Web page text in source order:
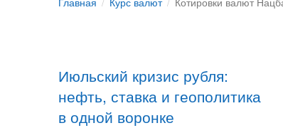
Июльский кризис рубля:
нефть, ставка и геополитика
в одной воронке